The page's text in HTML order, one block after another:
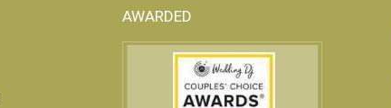
AWARDED